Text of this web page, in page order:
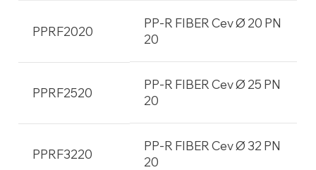
PPRF2020
PP-R FIBER Cev Ø 20 PN
20
PPRF2520
PP-R FIBER Cev Ø 25 PN
20
PPRF3220
PP-R FIBER Cev Ø 32 PN
20